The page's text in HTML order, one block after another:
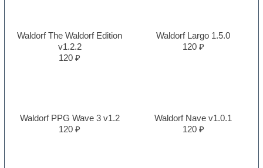
Waldorf The Waldorf Edition
v1.2.2
120 ₽
Waldorf Largo 1.5.0
120 ₽
Waldorf PPG Wave 3 v1.2
120 ₽
Waldorf Nave v1.0.1
120 ₽